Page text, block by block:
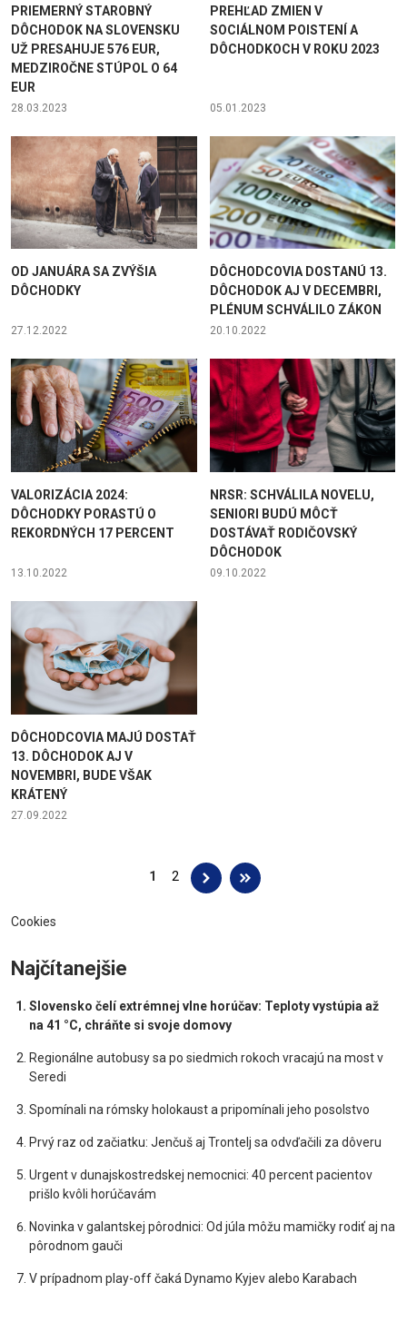
PRIEMERNÝ STAROBNÝ
DÔCHODOK NA SLOVENSKU
UŽ PRESAHUJE 576 EUR,
MEDZIROČNE STÚPOL O 64
EUR
28.03.2023
PREHĽAD ZMIEN V
SOCIÁLNOM POISTENÍ A
DÔCHODKOCH V ROKU 2023
05.01.2023
OD JANUÁRA SA ZVÝŠIA
DÔCHODKY
27.12.2022
DÔCHODCOVIA DOSTANÚ 13.
DÔCHODOK AJ V DECEMBRI,
PLÉNUM SCHVÁLILO ZÁKON
20.10.2022
VALORIZÁCIA 2024:
DÔCHODKY PORASTÚ O
REKORDNÝCH 17 PERCENT
13.10.2022
NRSR: SCHVÁLILA NOVELU,
SENIORI BUDÚ MÔCŤ
DOSTÁVAŤ RODIČOVSKÝ
DÔCHODOK
09.10.2022
DÔCHODCOVIA MAJÚ DOSTAŤ
13. DÔCHODOK AJ V
NOVEMBRI, BUDE VŠAK
KRÁTENÝ
27.09.2022
1 2
Cookies
Najčítanejšie
Slovensko čelí extrémnej vlne horúčav: Teploty vystúpia až
na 41 °C, chráňte si svoje domovy
Regionálne autobusy sa po siedmich rokoch vracajú na most v
Seredi
Spomínali na rómsky holokaust a pripomínali jeho posolstvo
Prvý raz od začiatku: Jenčuš aj Trontelj sa odvďačili za dôveru
Urgent v dunajskostredskej nemocnici: 40 percent pacientov
prišlo kvôli horúčavám
Novinka v galantskej pôrodnici: Od júla môžu mamičky rodiť aj na
pôrodnom gauči
V prípadnom play-off čaká Dynamo Kyjev alebo Karabach